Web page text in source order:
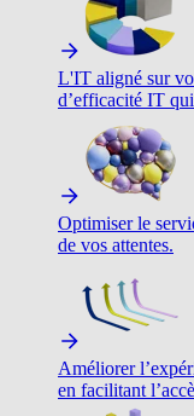
L'IT aligné sur
d’efficacité IT
Optimiser le
de vos attentes.
Améliorer
en facilitant